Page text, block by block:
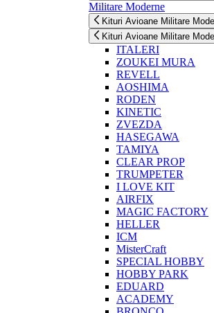
Militare Moderne
Kituri Avioane Militare
Kituri Avioane Militare
ITALERI
ZOUKEI MURA
REVELL
AOSHIMA
RODEN
KINETIC
ZVEZDA
HASEGAWA
TAMIYA
CLEAR PROP
TRUMPETER
I LOVE KIT
AIRFIX
MAGIC FACTORY
HELLER
ICM
MisterCraft
SPECIAL HOBBY
HOBBY PARK
EDUARD
ACADEMY